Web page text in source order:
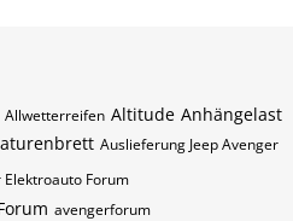
Allwetterreifen Altitude Anhängelast
Auslieferung Jeep Avenger
Elektroauto Forum
avengerforum